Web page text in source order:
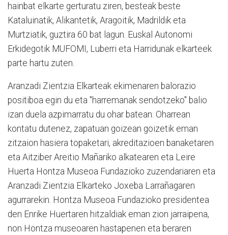
hainbat elkarte gerturatu ziren, besteak beste
Kataluinatik, Alikantetik, Aragoitik, Madrildik eta
Murtziatik, guztira 60 bat lagun. Euskal Autonomi
Erkidegotik MUFOMI, Luberri eta Harridunak elkarteek
parte hartu zuten.
Aranzadi Zientzia Elkarteak ekimenaren balorazio
positiboa egin du eta "harremanak sendotzeko" balio
izan duela azpimarratu du ohar batean. Oharrean
kontatu dutenez, zapatuan goizean goizetik eman
zitzaion hasiera topaketari, akreditazioen banaketaren
eta Aitziber Areitio Mañariko alkatearen eta Leire
Huerta Hontza Museoa Fundazioko zuzendariaren eta
Aranzadi Zientzia Elkarteko Joxeba Larrañagaren
agurrarekin. Hontza Museoa Fundazioko presidentea
den Enrike Huertaren hitzaldiak eman zion jarraipena,
non Hontza museoaren hastapenen eta beraren